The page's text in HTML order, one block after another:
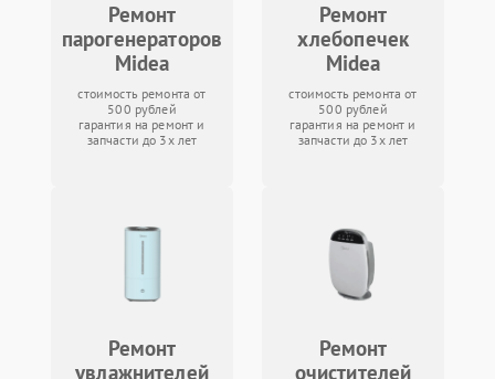
Ремонт
парогенераторов
Midea
стоимость ремонта от
500 рублей
гарантия на ремонт и
запчасти до 3х лет
Ремонт
хлебопечек
Midea
стоимость ремонта от
500 рублей
гарантия на ремонт и
запчасти до 3х лет
Ремонт
увлажнителей
Ремонт
очистителей